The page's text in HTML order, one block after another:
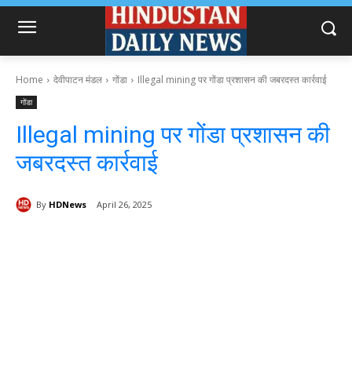
Home देवीपाटन मंडल गोंडा Illegal mining पर गोंडा प्रशासन की जबरदस्त कार्रवाई
गोंडा
Illegal mining पर गोंडा प्रशासन की
जबरदस्त कार्रवाई
By HDNews April 26, 2025